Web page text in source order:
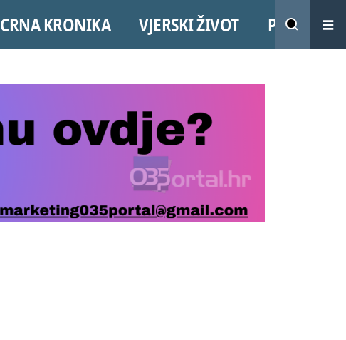
CRNA KRONIKA VJERSKI ŽIVOT PROMO